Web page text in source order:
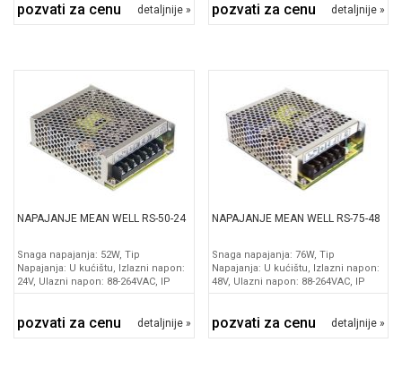
pozvati za cenu detaljnije » pozvati za cenu detaljnije »
NAPAJANJE MEAN WELL RS-50-24
Snaga napajanja: 52W, Tip
Napajanja: U kućištu, Izlazni napon:
24V, Ulazni napon: 88-264VAC, IP
pozvati za cenu detaljnije »
NAPAJANJE MEAN WELL RS-75-48
Snaga napajanja: 76W, Tip
Napajanja: U kućištu, Izlazni napon:
48V, Ulazni napon: 88-264VAC, IP
pozvati za cenu detaljnije »